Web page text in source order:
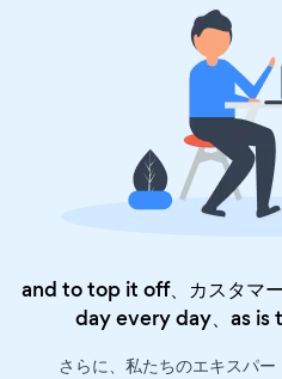
and to top it off、カスタマ
day every day、as is
さらに、私たちのエキスパー